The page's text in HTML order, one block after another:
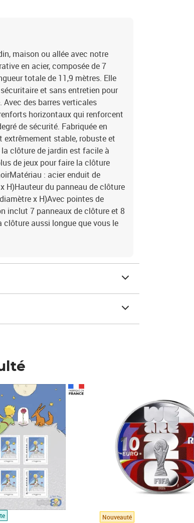
maison ou allée avec notre
en acier, composée de 7
totale de 11,9 mètres. Elle
et sans entretien pour
des barres verticales
horizontaux qui renforcent
de sécurité. Fabriquée en
extrêmement stable, robuste et
clôture de jardin est facile à
de jeux pour faire la clôture
: acier enduit de
H)Hauteur du panneau de clôture
x H)Avec pointes de
inclut 7 panneaux de clôture et 8
aussi longue que vous le
Nouveauté